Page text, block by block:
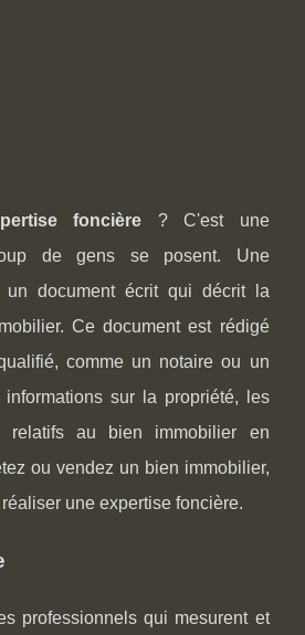
foncière ? C'est une
de gens se posent. Une
un document écrit qui décrit la
Ce document est rédigé
comme un notaire ou un
sur la propriété, les
relatifs au bien immobilier en
ou vendez un bien immobilier,
une expertise foncière.
professionnels qui mesurent et